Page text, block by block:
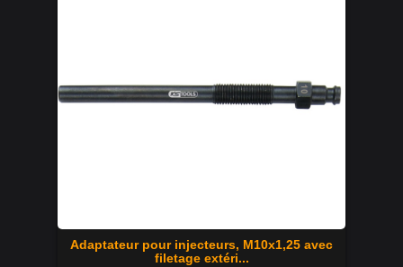
Adaptateur pour injecteurs, M10x1,25 avec
filetage extéri...